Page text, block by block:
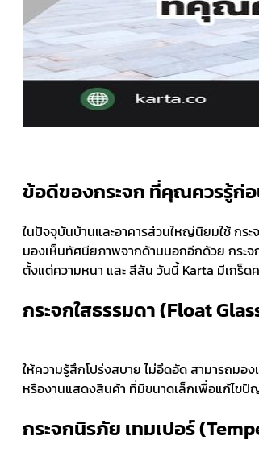
ข้อดีของกระจก ที่คุณควรรู้ก่
ในปัจจุบันบ้านและอาคารส่วนใหญ่นิยมใช้ กร
มองเห็นทัศนียภาพจากด้านนอกอีกด้วย กระจ
ตั้งแต่ความหนา และ สีสัน วันนี้ Karta มีเกร็ด
กระจกใสธรรมดา (Float
ให้ความรู้สึกโปร่งสบาย ไม่อึดอัด สามารถมอ
หรืองานแสดงสินค้า ที่มีขนาดเล็กเพื่อแก้ไข
กระจกนิรภัย เทมเปอร์